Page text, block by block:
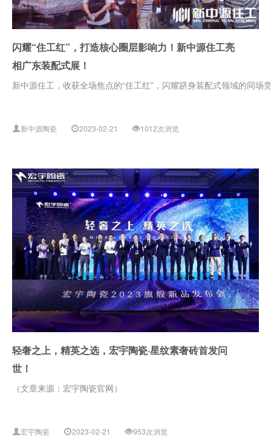
闪耀“住工红”，打造核心圈层影响力！新中源住工亮
相广东装配式展！
新中源住工，收获全场焦点的“住工红”，闪耀跻身装配式领域的同场
新中源陶瓷 2023-02-21 1012次浏览
轻奢之上，精英之选，宏宇陶瓷·星纹素奢砖首发问
世！
（文章来源：宏宇陶瓷官网）
宏宇陶瓷 2023-02-21 953次浏览